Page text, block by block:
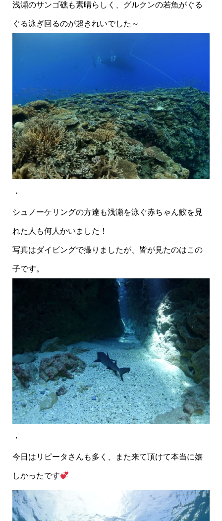
浅瀬のサンゴ礁も素晴らしく、グルクンの若魚がぐる
ぐる泳ぎ回るのが超きれいでした～
・
シュノーケリングの方達も浅瀬を泳ぐ赤ちゃん鮫を見
れた人も何人かいました！
写真はダイビングで撮りましたが、皆が見たのはこの
子です。
・
今日はリピータさんも多く、また来て頂けて本当に嬉
しかったです